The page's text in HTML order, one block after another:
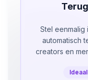
Stel
automatisch
creators en